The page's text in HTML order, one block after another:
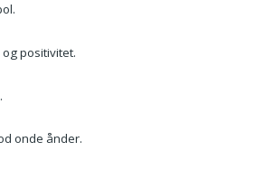
positivitet.
onde ånder.